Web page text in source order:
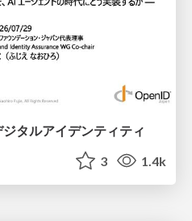
タルアイデンティティ
3 1.4k